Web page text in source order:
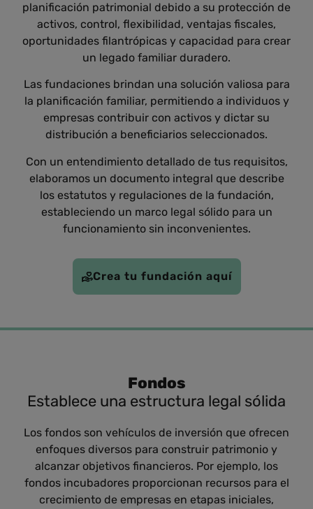
planificación patrimonial debido a su protección de
activos, control, flexibilidad, ventajas fiscales,
oportunidades filantrópicas y capacidad para crear
un legado familiar duradero.
Las fundaciones brindan una solución valiosa para
la planificación familiar, permitiendo a individuos y
empresas contribuir con activos y dictar su
distribución a beneficiarios seleccionados.
Con un entendimiento detallado de tus requisitos,
elaboramos un documento integral que describe
los estatutos y regulaciones de la fundación,
estableciendo un marco legal sólido para un
funcionamiento sin inconvenientes.
Crea tu fundación aquí
Fondos
Establece una estructura legal sólida
Los fondos son vehículos de inversión que ofrecen
enfoques diversos para construir patrimonio y
alcanzar objetivos financieros. Por ejemplo, los
fondos incubadores proporcionan recursos para el
crecimiento de empresas en etapas iniciales,